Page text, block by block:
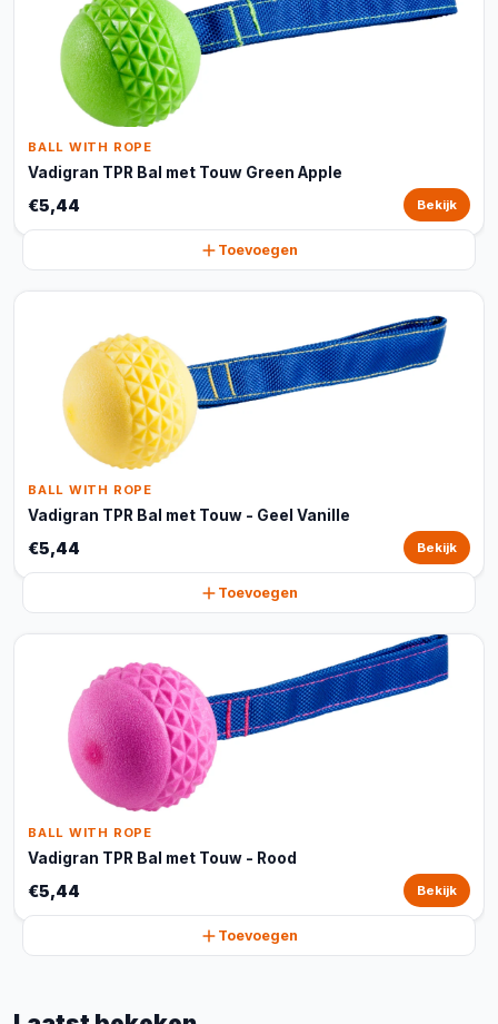
BALL WITH ROPE
Vadigran TPR Bal met Touw Green Apple
€5,44 Bekijk
Toevoegen
BALL WITH ROPE
Vadigran TPR Bal met Touw - Geel Vanille
€5,44 Bekijk
Toevoegen
BALL WITH ROPE
Vadigran TPR Bal met Touw - Rood
€5,44 Bekijk
Toevoegen